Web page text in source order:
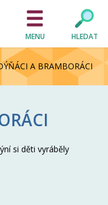
MENU HLEDAT
A BRAMBORÁCI
si děti vyráběly